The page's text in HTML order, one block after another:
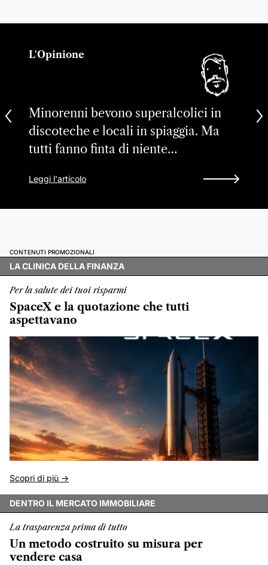
L'Opinione
Minorenni bevono superalcolici in
discoteche e locali in spiaggia. Ma
tutti fanno finta di niente…
Leggi l'articolo
CONTENUTI PROMOZIONALI
LA CLINICA DELLA FINANZA
Per la salute dei tuoi risparmi
SpaceX e la quotazione che tutti
aspettavano
Scopri di più ->
DENTRO IL MERCATO IMMOBILIARE
La trasparenza prima di tutto
Un metodo costruito su misura per
vendere casa